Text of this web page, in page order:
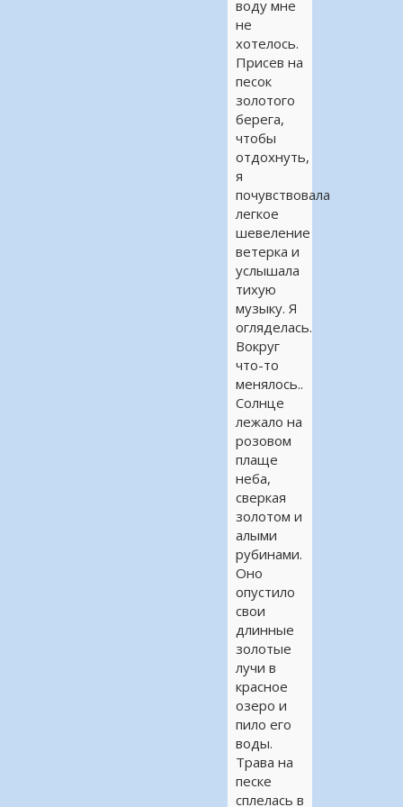
воду мне
не
хотелось.
Присев на
песок
золотого
берега,
чтобы
отдохнуть,
я
почувствовала
легкое
шевеление
ветерка и
услышала
тихую
музыку. Я
огляделась.
Вокруг
что-то
менялось..
Солнце
лежало на
розовом
плаще
неба,
сверкая
золотом и
алыми
рубинами.
Оно
опустило
свои
длинные
золотые
лучи в
красное
озеро и
пило его
воды.
Трава на
песке
сплелась в